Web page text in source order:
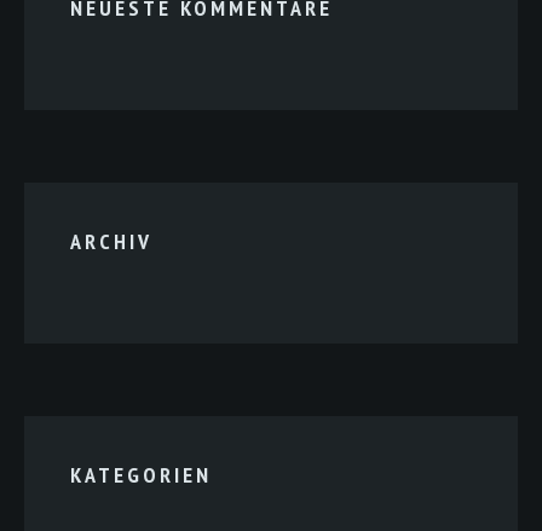
NEUESTE KOMMENTARE
ARCHIV
KATEGORIEN